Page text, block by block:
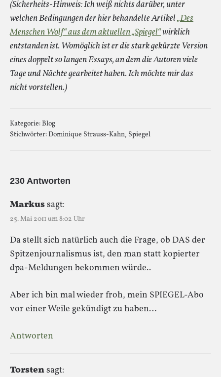
(Sicherheits-Hinweis: Ich weiß nichts darüber, unter
welchen Bedingungen der hier behandelte Artikel„Des
Menschen Wolf“ aus dem aktuellen „Spiegel“wirklich
entstanden ist. Womöglich ist er die stark gekürzte Version
eines doppelt so langen Essays, an dem die Autoren viele
Tage und Nächte gearbeitet haben. Ich möchte mir das
nicht vorstellen.)
Kategorie:Blog
Stichwörter:Dominique Strauss-Kahn, Spiegel
230 Antworten
Markussagt:
25. Mai 2011 um 8:02 Uhr
Da stellt sich natürlich auch die Frage, ob DAS der
Spitzenjournalismus ist, den man statt kopierter
dpa-Meldungen bekommen würde..
Aber ich bin mal wieder froh, mein SPIEGEL-Abo
vor einer Weile gekündigt zu haben…
Antworten
Torstensagt: